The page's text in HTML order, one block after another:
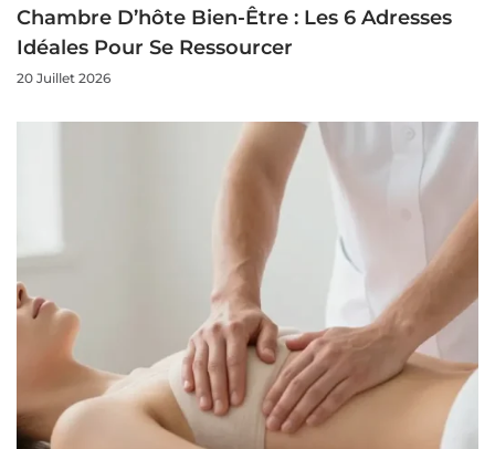
Chambre D’hôte Bien-Être : Les 6 Adresses
Idéales Pour Se Ressourcer
20 Juillet 2026